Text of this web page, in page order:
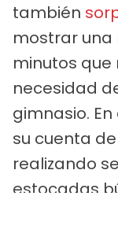
también
mostrar una
minutos que
necesidad
gimnasio.
su cuenta
realizando
estocadas